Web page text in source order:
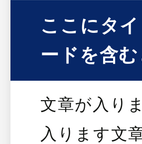
ここにタ
ードを含
文章が入り
入ります文